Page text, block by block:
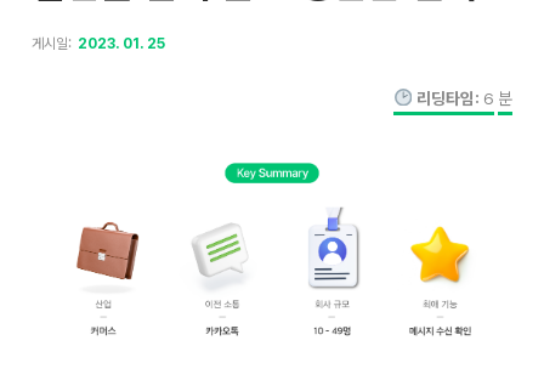
게시일: 2023. 01. 25
리딩타임: 6 분